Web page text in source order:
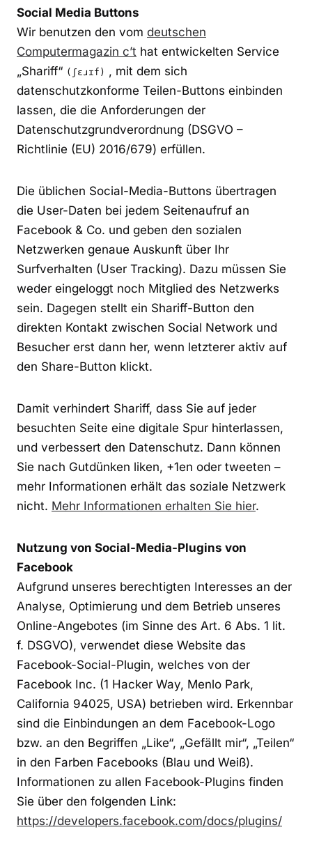
Social Media Buttons
Wir benutzen den vom deutschen
Computermagazin c’t hat entwickelten Service
„Shariff“ (ʃɛɹɪf) , mit dem sich
datenschutzkonforme Teilen-Buttons einbinden
lassen, die die Anforderungen der
Datenschutzgrundverordnung (DSGVO –
Richtlinie (EU) 2016/679) erfüllen.
Die üblichen Social-Media-Buttons übertragen
die User-Daten bei jedem Seitenaufruf an
Facebook & Co. und geben den sozialen
Netzwerken genaue Auskunft über Ihr
Surfverhalten (User Tracking). Dazu müssen Sie
weder eingeloggt noch Mitglied des Netzwerks
sein. Dagegen stellt ein Shariff-Button den
direkten Kontakt zwischen Social Network und
Besucher erst dann her, wenn letzterer aktiv auf
den Share-Button klickt.
Damit verhindert Shariff, dass Sie auf jeder
besuchten Seite eine digitale Spur hinterlassen,
und verbessert den Datenschutz. Dann können
Sie nach Gutdünken liken, +1en oder tweeten –
mehr Informationen erhält das soziale Netzwerk
nicht. Mehr Informationen erhalten Sie hier.
Nutzung von Social-Media-Plugins von
Facebook
Aufgrund unseres berechtigten Interesses an der
Analyse, Optimierung und dem Betrieb unseres
Online-Angebotes (im Sinne des Art. 6 Abs. 1 lit.
f. DSGVO), verwendet diese Website das
Facebook-Social-Plugin, welches von der
Facebook Inc. (1 Hacker Way, Menlo Park,
California 94025, USA) betrieben wird. Erkennbar
sind die Einbindungen an dem Facebook-Logo
bzw. an den Begriffen „Like“, „Gefällt mir“, „Teilen“
in den Farben Facebooks (Blau und Weiß).
Informationen zu allen Facebook-Plugins finden
Sie über den folgenden Link:
https://developers.facebook.com/docs/plugins/